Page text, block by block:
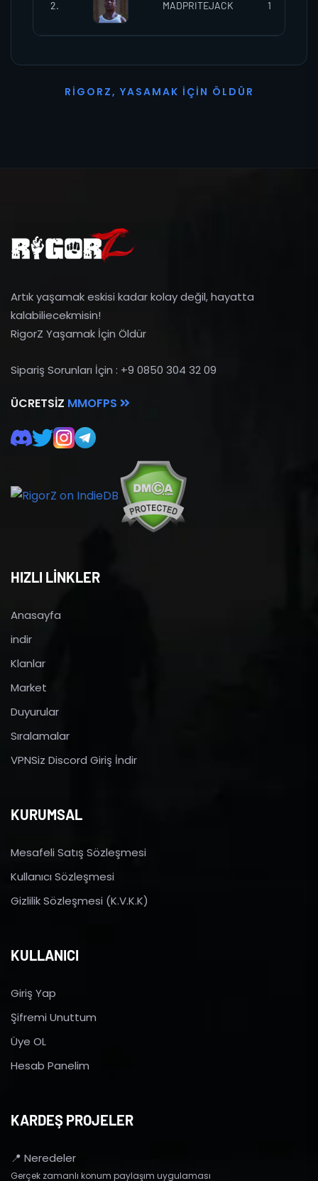
2. MADPRITEJACK 1
R I G O R Z, YASAMAK İ ÇI N Ö L D Ü R
Artık yaşamak eskisi kadar kolay değil, hayatta
kalabiliecekmisin!
RigorZ Yaşamak İçin Öldür
Sipariş Sorunları İçin : +9 0850 304 32 09
ÜCRETSIZ MMOFPS
HIZLI LİNKLER
Anasayfa
indir
Klanlar
Market
Duyurular
Sıralamalar
VPNSiz Discord Giriş İndir
KURUMSAL
Mesafeli Satış Sözleşmesi
Kullanıcı Sözleşmesi
Gizlilik Sözleşmesi (K.V.K.K)
KULLANICI
Giriş Yap
Şifremi Unuttum
Üye OL
Hesab Panelim
KARDEŞ PROJELER
📍 Neredeler
Gerçek zamanlı konum paylaşım uygulaması